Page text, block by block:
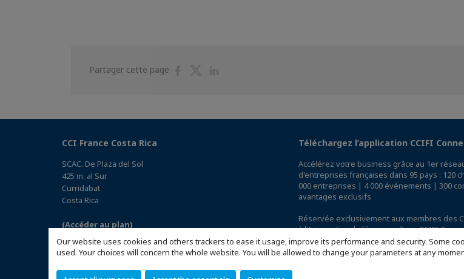
Our website uses cookies and others trackers to ease it usage, improve its performance and security. Some
used. Your choices will concern the whole website. You will be allowed to change your parameters at any
Partager cette page
PartagerPartager
CCI France Costa Rica
SCAC. De Plaza del Sol
425 m. al Sur
Curridabat
Costa Rica
(Accéder au plan)
Téléchargez l’application CCIFI
Accélérez votre business grâce au 1er
d'entreprises françaises dans 95 pays : 120
000 entreprises | 4 000 événements | 300
avantages exclusifs
Réservée exclusivement aux membres des
à l'International,découvrez l'app CCIFI